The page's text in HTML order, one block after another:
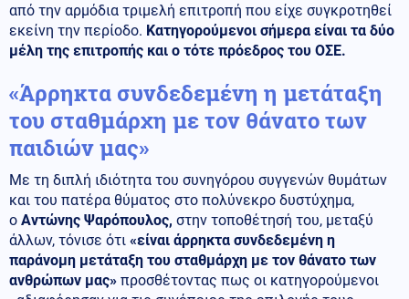
από την αρμόδια τριμελή επιτροπή που είχε συγκροτηθεί
εκείνη την περίοδο. Κατηγορούμενοι σήμερα είναι τα δύο
μέλη της επιτροπής και ο τότε πρόεδρος του ΟΣΕ.
«Άρρηκτα συνδεδεμένη η μετάταξη
του σταθμάρχη με τον θάνατο των
παιδιών μας»
Με τη διπλή ιδιότητα του συνηγόρου συγγενών θυμάτων
και του πατέρα θύματος στο πολύνεκρο δυστύχημα,
ο Αντώνης Ψαρόπουλος, στην τοποθέτησή του, μεταξύ
άλλων, τόνισε ότι «είναι άρρηκτα συνδεδεμένη η
παράνομη μετάταξη του σταθμάρχη με τον θάνατο των
ανθρώπων μας» προσθέτοντας πως οι κατηγορούμενοι